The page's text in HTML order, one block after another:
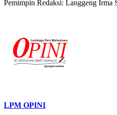
Pemimpin Redaksi: Langgeng Irma
LPM OPINI